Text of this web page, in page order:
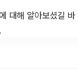
대해 알아보셨길 바